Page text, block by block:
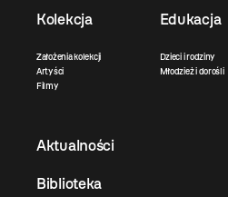
Kolekcja
Założenia kolekcji
Artyści
Filmy
Edukacja
Dzieci i rodziny
Młodzież i dorośli
Aktualności
Biblioteka